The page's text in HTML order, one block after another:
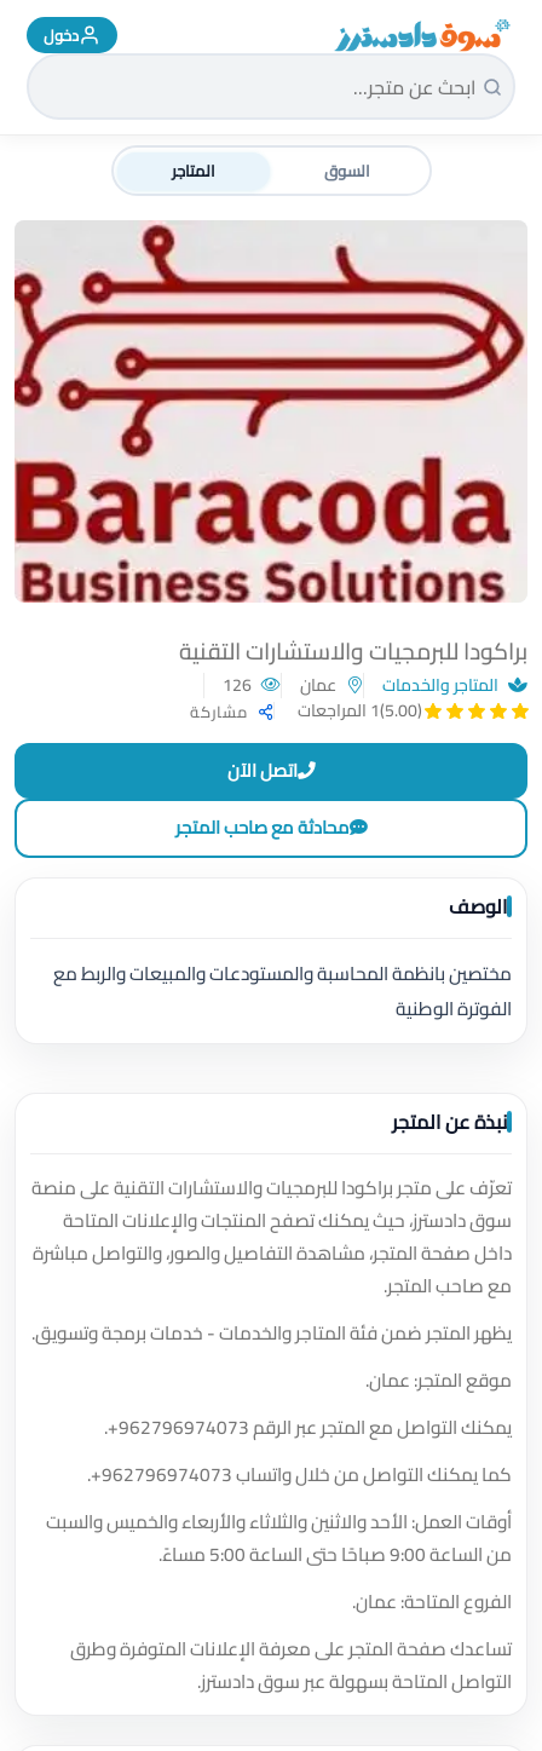
سوق دادسترز الرئيسية دخول
السوق المتاجر
براكودا للبرمجيات والاستشارات التقنية
المتاجر والخدمات عمان
(5.00)
1 المراجعات مشاركة
اتصل الآن
محادثة مع صاحب المتجر
الوصف
مختصين بانظمة المحاسبة والمستودعات والمبيعات والربط مع
الفوترة الوطنية
نبذة عن المتجر
تعرّف على متجر براكودا للبرمجيات والاستشارات التقنية على منصة
سوق دادسترز، حيث يمكنك تصفح المنتجات والإعلانات المتاحة
داخل صفحة المتجر، مشاهدة التفاصيل والصور، والتواصل مباشرة
مع صاحب المتجر.
يظهر المتجر ضمن فئة المتاجر والخدمات - خدمات برمجة وتسويق.
موقع المتجر: عمان.
يمكنك التواصل مع المتجر عبر الرقم+962796974073
.
كما يمكنك التواصل من خلال واتساب+962796974073
.
أوقات العمل: الأحد والاثنين والثلاثاء والأربعاء والخميس والسبت
من الساعة 9:00 صباحًا حتى الساعة 5:00 مساءً.
الفروع المتاحة: عمان.
تساعدك صفحة المتجر على معرفة الإعلانات المتوفرة وطرق
التواصل المتاحة بسهولة عبر سوق دادسترز.